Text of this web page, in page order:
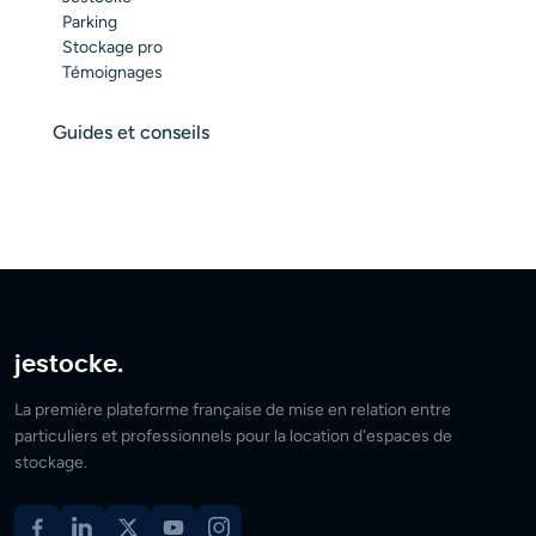
Parking
Stockage pro
Témoignages
Guides et conseils
jestocke.
La première plateforme française de mise en relation entre
particuliers et professionnels pour la location d'espaces de
stockage.